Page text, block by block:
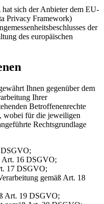
sich der Anbieter dem EU-
Privacy Framework)
der
des europäischen
Ihnen gegenüber dem
Ihrer
Betroffenenrechte
wobei für die jeweiligen
Rechtsgrundlage
DSGVO;
Art. 16 DSGVO;
17 DSGVO;
gemäß Art. 18
Art. 19 DSGVO;